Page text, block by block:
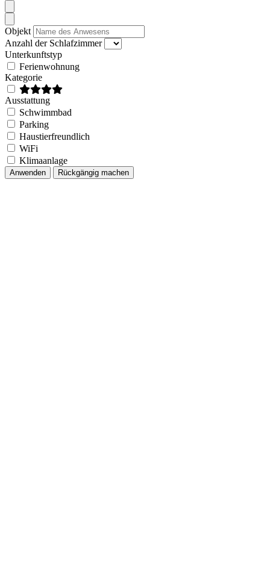
Close modal
Close modal
Objekt
Anzahl der Schlafzimmer
Unterkunftstyp
Ferienwohnung
Kategorie
Ausstattung
Schwimmbad
Parking
Haustierfreundlich
WiFi
Klimaanlage
Anwenden Rückgängig machen